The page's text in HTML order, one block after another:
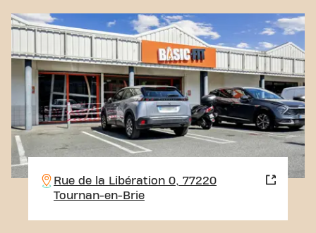
Rue de la Libération 0, 77220
Tournan-en-Brie